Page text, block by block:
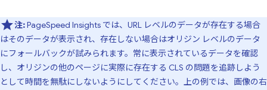
注:PageSpeed Insights では、URL レベルのデータが存在する場合
はそのデータが表示され、存在しない場合はオリジン レベルのデータ
にフォールバックが試みられます。常に表示されているデータを確認
し、オリジンの他のページに実際に存在する CLS の問題を追跡しよう
として時間を無駄にしないようにしてください。上の例では、画像の右